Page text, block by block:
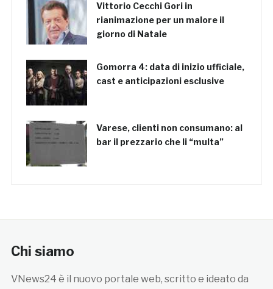
Vittorio Cecchi Gori in
rianimazione per un malore il
giorno di Natale
Gomorra 4: data di inizio ufficiale,
cast e anticipazioni esclusive
Varese, clienti non consumano: al
bar il prezzario che li “multa”
Chi siamo
VNews24 è il nuovo portale web, scritto e ideato da